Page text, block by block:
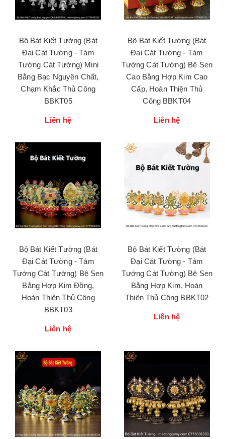
Bộ Bát Kiết Tường (Bát
Đại Cát Tường - Tám
Tướng Cát Tường) Mini
Bằng Bạc Nguyên Chất,
Chạm Khắc Thủ Công
BBKT05
Liên hệ
Bộ Bát Kiết Tường (Bát
Đại Cát Tường - Tám
Tướng Cát Tường) Bệ Sen
Cao Bằng Hợp Kim Cao
Cấp, Hoàn Thiện Thủ
Công BBKT04
Liên hệ
Bộ Bát Kiết Tường (Bát
Đại Cát Tường - Tám
Tướng Cát Tường) Bệ Sen
Bằng Hợp Kim Đồng,
Hoàn Thiện Thủ Công
BBKT03
Liên hệ
Bộ Bát Kiết Tường (Bát
Đại Cát Tường - Tám
Tướng Cát Tường) Bệ Sen
Bằng Hợp Kim, Hoàn
Thiện Thủ Công BBKT02
Liên hệ